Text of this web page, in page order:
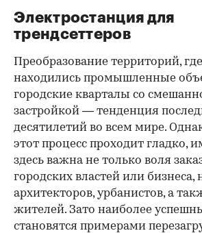
Электростанция для
трендсеттеров
Преобразование территорий,
находились промышленные
городские кварталы со
застройкой — тенденция
десятилетий во всем мире.
этот процесс проходит гладко,
здесь важна не только воля
городских властей или бизнеса,
архитекторов, урбанистов, а
жителей. Зато наиболее
становятся примерами